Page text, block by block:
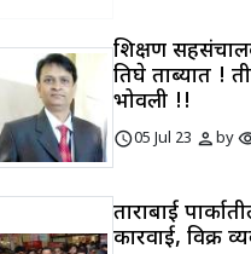
शिक्षण
तिघे ताब्यात !
भोवली !!
schedule05 Jul 23 personby
ताराबाई
कारवाई, विक्री